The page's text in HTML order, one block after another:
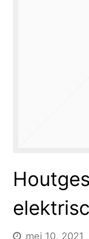
mei 10, 2021